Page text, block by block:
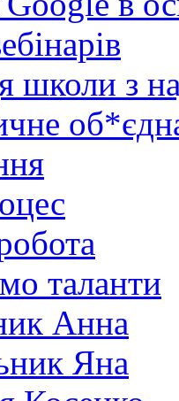
школи з
таланти
Анна
Яна